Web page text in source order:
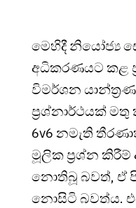
මෙහිදී නියෝජ්‍ය
අධිකරණයට කළ
විමර්ශන
ප්‍රශ්නාර්ථයක්
6v6 නමැති
මූලික ප්‍රශ්න කිරීම්
නොතිබූ බවත්, ඒ
නොසිටි බවත්ය.